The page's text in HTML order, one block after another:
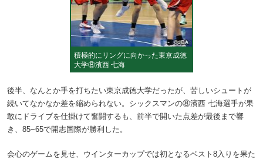
積極的にリングに向かった東京成徳
大学⑧濱西 七海
後半、なんとか手を打ちたい東京成徳大学だったが、苦しいシュートが
続いてなかなか差を縮められない。シックスマンの⑧濱西 七海選手が果
敢にドライブを仕掛けて奮闘するも、前半で開いた点差が最後まで響
き、85−65で開志国際が勝利した。
会心のゲームを見せ、ウインターカップでは初となるベスト8入りを果た